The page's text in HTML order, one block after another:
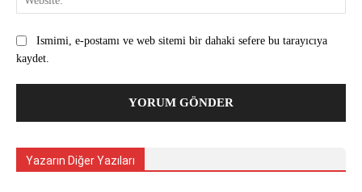
Ismimi, e-postamı ve web sitemi bir dahaki sefere bu tarayıcıya
kaydet.
Yazarın Diğer Yazıları